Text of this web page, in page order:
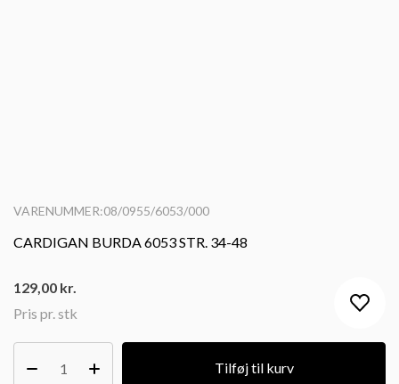
VARENUMMER:08/0955/6053/000
CARDIGAN BURDA 6053 STR. 34-48
Pris pr. stk
129,00 kr.
Tilføj til kurv